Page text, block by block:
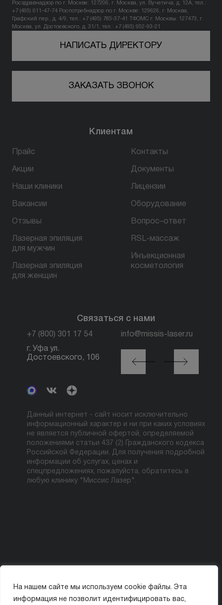
На нашем сайте мы используем cookie файлы. Эта
информация не позволит идентифицировать вас,
Росздравнадзор по г. Москве: 127206, г. Москва, ул. Вучетича, д. 12А, тел.:
+7 (495) 611-47-74 Роспотребнадзор по г. Москве: 129626, г. Москва,
Графский пер., д. 4/9, тел.: +7 (495) 785-37-41
ТФОМС г. Москвы: 127473, г.
Москва, ул. Достоевского, д. 31/1, тел.: +7 (495) 952-93-21
НАПИСАТЬ ДИРЕКТОРУ
ЗАКАЗАТЬ ЗВОНОК
Клиентам
Прайс
Акции
Наши клиники
Вакансии
Отзывы
Лазерная эпиляция
для мужчин
Лазерная эпиляция
для женщин
Контакты
Документы
Лицензии
Оборудование
Вопрос–ответ
RSL-массаж
Инъекционная
косметология
Связаться с нами
+7 (800) 301 17 54 info@missis-laser.ru
г. Уфа ул.
Достоевского, 106
г. Москва м. Трубная,
ул. Петровка, 26, стр.
Данный интернет - сайт носит исключительно
информационный характер и ни при каких условиях
не является публичной офертой, определяемой
положениями статьи 437 (2) Гражданского кодекса
Российской Федерации. Для получения подробной
информации об услугах, ценах и
спецпредложениях, пожалуйста, обратитесь в
любую клинику "Миссис Лазер".